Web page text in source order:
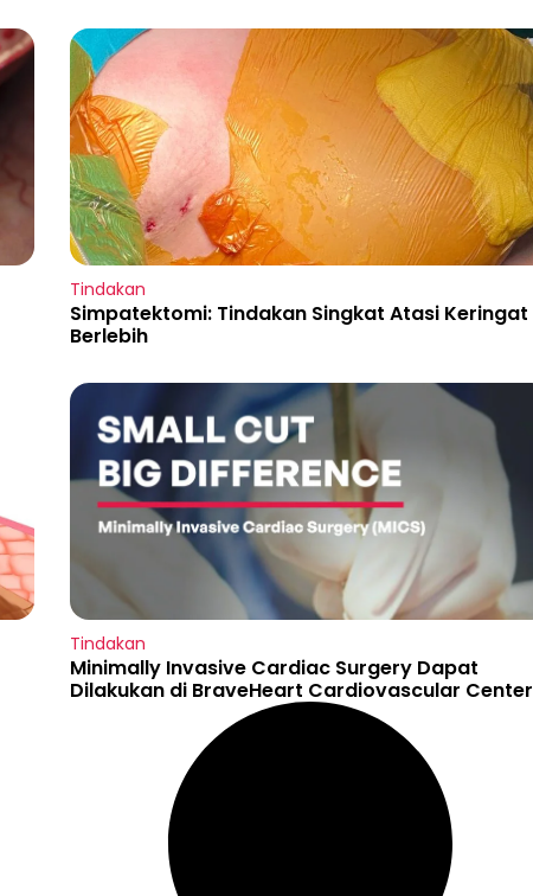
Tindakan
Simpatektomi: Tindakan Singkat Atasi Keringat
Berlebih
Tindakan
Minimally Invasive Cardiac Surgery Dapat
Dilakukan di BraveHeart Cardiovascular Center